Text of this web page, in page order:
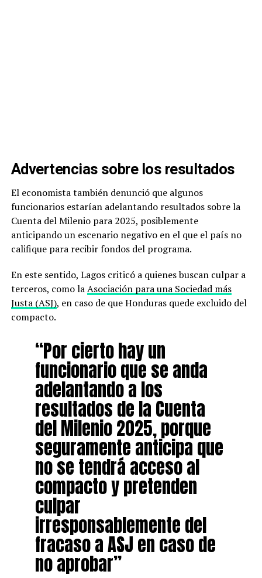
Advertencias sobre los resultados
El economista también denunció que algunos
funcionarios estarían adelantando resultados sobre la
Cuenta del Milenio para 2025, posiblemente
anticipando un escenario negativo en el que el país no
califique para recibir fondos del programa.
En este sentido, Lagos criticó a quienes buscan culpar a
terceros, como laAsociación para una Sociedad más
Justa (ASJ), en caso de que Honduras quede excluido del
compacto.
“Por cierto hay un
funcionario que se anda
adelantando a los
resultados de la Cuenta
del Milenio 2025, porque
seguramente anticipa que
no se tendrá acceso al
compacto y pretenden
culpar
irresponsablemente del
fracaso a ASJ en caso de
no aprobar”